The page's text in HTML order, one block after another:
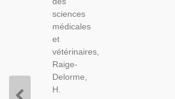
Vétérinaires,
Raige-
Delorme
1863 -
Manuels
Médecine,
sciences
médicales
et
vétérinaires,
Raige-
Delorme,
H.